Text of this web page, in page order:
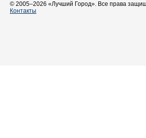
© 2005–2026 «Лучший Город». Все права
Контакты